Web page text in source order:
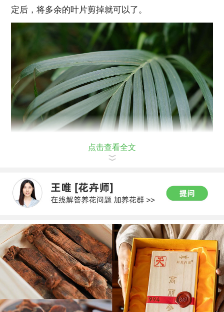
定后，将多余的叶片剪掉就可以了。
点击查看全文